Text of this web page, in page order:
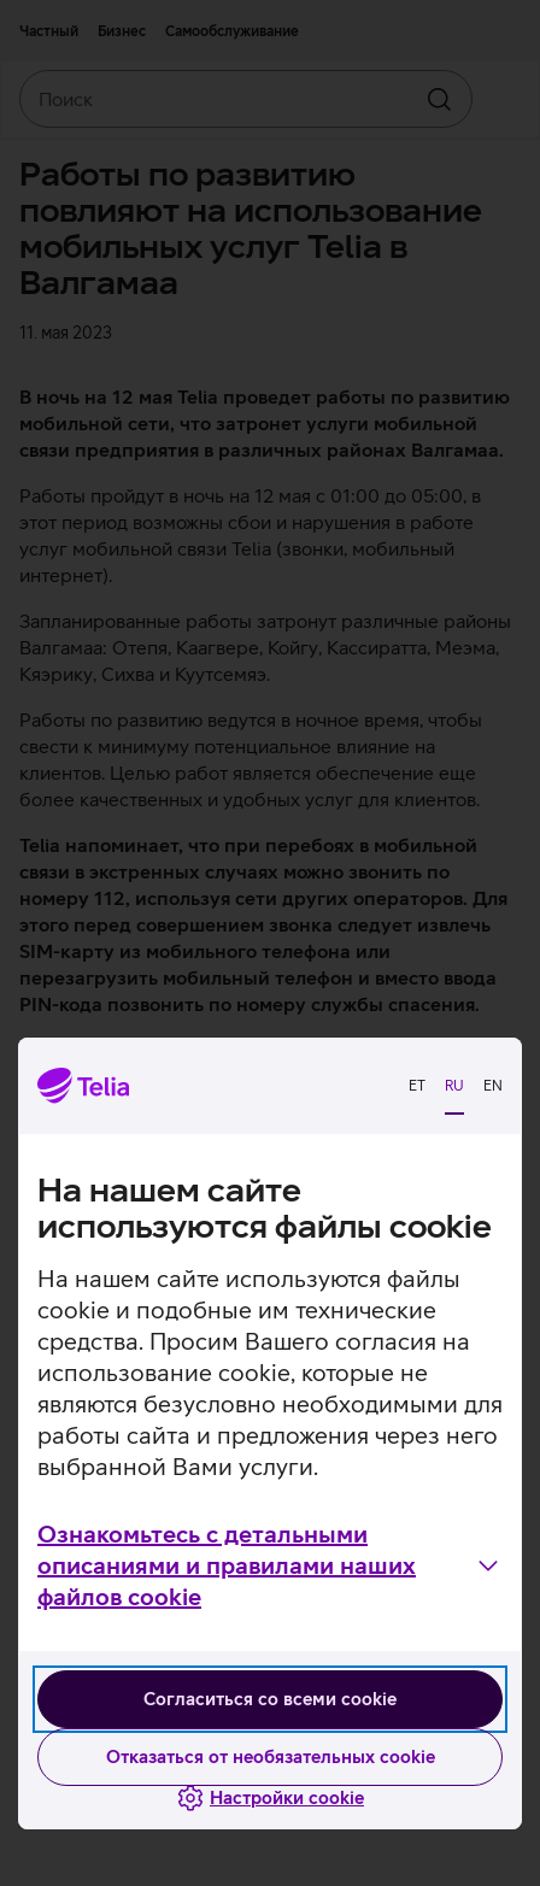
ET RU EN
На нашем сайте
используются файлы cookie
На нашем сайте используются файлы
cookie и подобные им технические
средства. Просим Вашего согласия на
использование cookie, которые не
являются безусловно необходимыми для
работы сайта и предложения через него
выбранной Вами услуги.
Ознакомьтесь с детальными
описаниями и правилами наших
файлов cookie
Согласиться со всеми cookie
Отказаться от необязательных cookie
Настройки cookie
Частный
Бизнес Самообслуживание
Искать
Работы по развитию
повлияют на использование
мобильных услуг Telia в
Валгамаа
11. мая 2023
В ночь на 12 мая Telia проведет работы по развитию
мобильной сети, что затронет услуги мобильной
связи предприятия в различных районах Валгамаа.
Работы пройдут в ночь на 12 мая с 01:00 до 05:00, в
этот период возможны сбои и нарушения в работе
услуг мобильной связи Telia (звонки, мобильный
интернет).
Запланированные работы затронут различные районы
Валгамаа: Отепя, Каагвере, Койгу, Кассиратта, Меэма,
Кяэрику, Сихва и Куутсемяэ.
Работы по развитию ведутся в ночное время, чтобы
свести к минимуму потенциальное влияние на
клиентов. Целью работ является обеспечение еще
более качественных и удобных услуг для клиентов.
Telia напоминает, что при перебоях в мобильной
связи в экстренных случаях можно звонить по
номеру 112, используя сети других операторов. Для
этого перед совершением звонка следует извлечь
SIM-карту из мобильного телефона или
перезагрузить мобильный телефон и вместо ввода
PIN-кода позвонить по номеру службы спасения.
Telia благодарит за понимание и приносит извинения
за возможные неудобства.